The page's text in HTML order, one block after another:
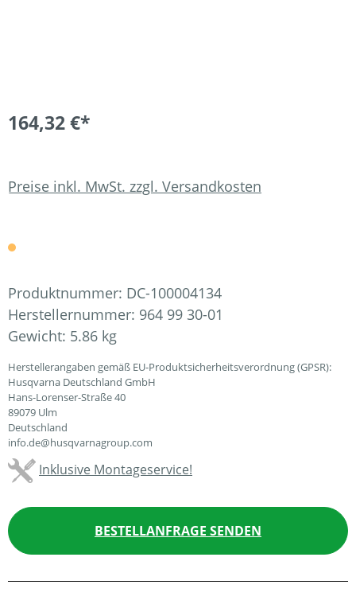
164,32 €*
Preise inkl. MwSt. zzgl. Versandkosten
Produktnummer: DC-100004134
Herstellernummer: 964 99 30-01
Gewicht: 5.86 kg
Herstellerangaben gemäß EU-Produktsicherheitsverordnung (GPSR):
Husqvarna Deutschland GmbH
Hans-Lorenser-Straße 40
89079 Ulm
Deutschland
info.de@husqvarnagroup.com
Inklusive Montageservice!
BESTELLANFRAGE SENDEN